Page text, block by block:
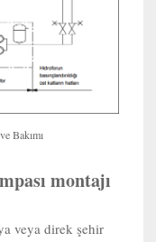
Bakımı
montajı
veya direk şehir